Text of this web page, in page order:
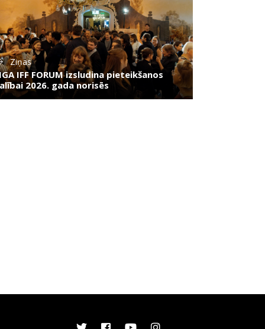
Ziņas
IFF FORUM izsludina pieteikšanos
2026. gada norisēs